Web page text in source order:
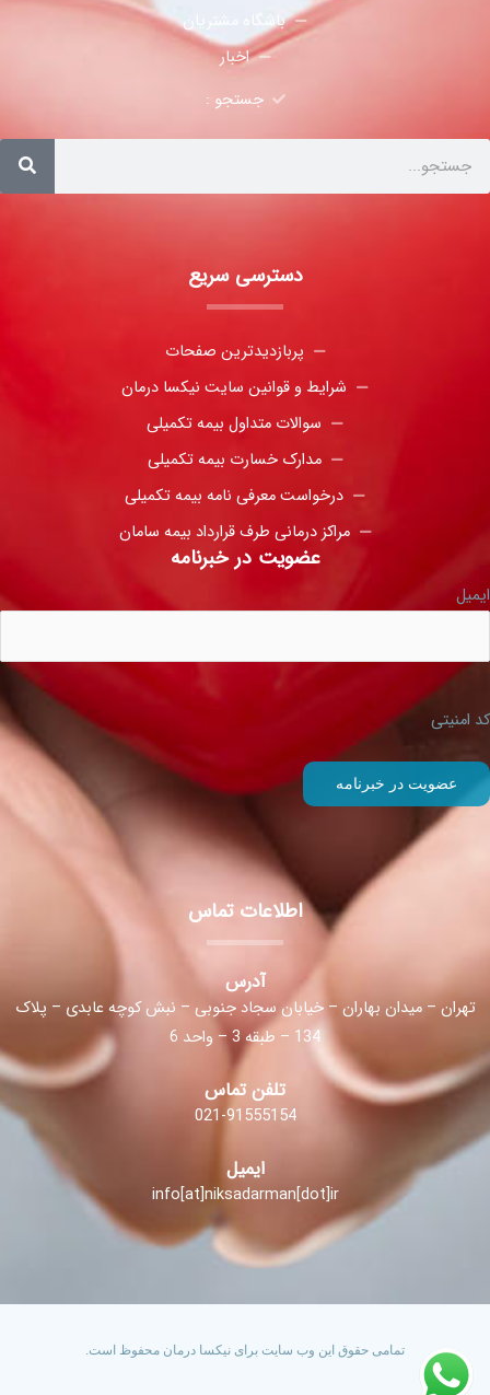
باشگاه مشتریان
اخبار
جستجو :
دسترسی سریع
پربازدیدترین صفحات
شرایط و قوانین سایت نیکسا درمان
سوالات متداول بیمه تکمیلی
مدارک خسارت بیمه تکمیلی
درخواست معرفی نامه بیمه تکمیلی
مراکز درمانی طرف قرارداد بیمه سامان
عضویت در خبرنامه
ایمیل
کد امنیتی
اطلاعات تماس
آدرس
تهران – میدان بهاران – خیابان سجاد جنوبی – نبش کوچه عابدی – پلاک
134 – طبقه 3 – واحد 6
تلفن تماس
021-91555154
ایمیل
info[at]niksadarman[dot]ir
تمامی حقوق این وب سایت برای نیکسا درمان محفوظ است.